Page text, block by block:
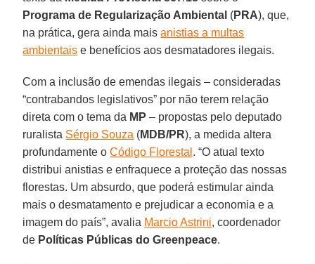
Programa de Regularização Ambiental (PRA), que,
na prática, gera ainda maisanistias a multas
ambientais e benefícios aos desmatadores ilegais.
Com a inclusão de emendas ilegais – consideradas
“contrabandos legislativos” por não terem relação
direta com o tema da MP – propostas pelo deputado
ruralista Sérgio Souza (MDB/PR), a medida altera
profundamente oCódigo Florestal . “O atual texto
distribui anistias e enfraquece a proteção das nossas
florestas. Um absurdo, que poderá estimular ainda
mais o desmatamento e prejudicar a economia e a
imagem do país”, avalia Marcio Astrini, coordenador
de Políticas Públicas do Greenpeace.